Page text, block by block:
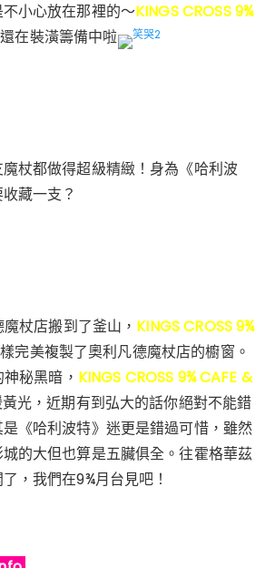
小心放在那裡的～KINGS CROSS 9¾
在裝潢籌備中啦
杖都做得超級精緻！身為《哈利波
藏一支？
杖店搬到了釜山， KINGS CROSS 9¾
完美複製了奧利凡德魔杖店的櫥窗。
秘黑暗， KINGS CROSS 9¾ CAFE &
光，近期有到弘大的話你絕對不能錯
《哈利波特》迷更是錯過可惜，雖然
的大但也算是五臟俱全。往霍格華茲
，我們在9¾月台見吧！